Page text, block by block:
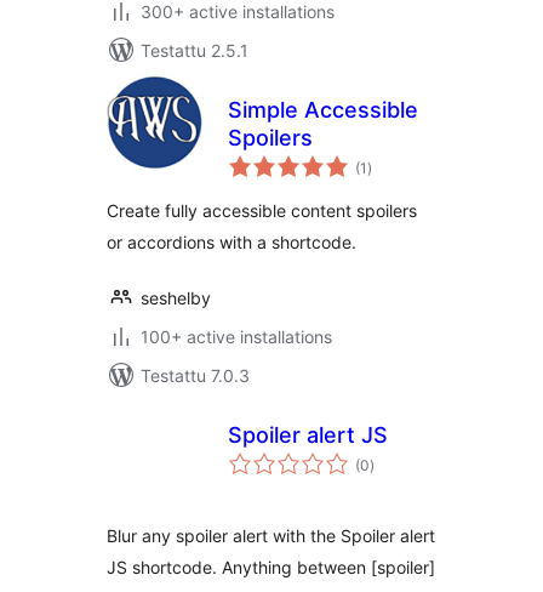
300+ active installations
Testattu 2.5.1
Simple Accessible
Spoilers
(1 arvosanat
yhteensä
)
Create fully accessible content spoilers
or accordions with a shortcode.
seshelby
100+ active installations
Testattu 7.0.3
Spoiler alert JS
(0arvosanat
yhteensä
)
Blur any spoiler alert with the Spoiler alert
JS shortcode. Anything between [spoiler]